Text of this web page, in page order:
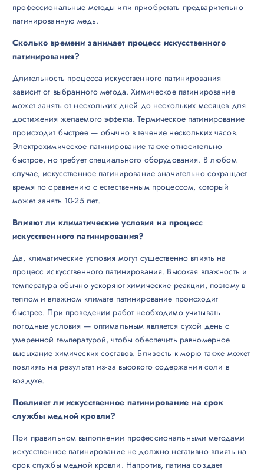
профессиональные методы или приобретать предварительно
патинированную медь.
Сколько времени занимает процесс искусственного
патинирования?
Длительность процесса искусственного патинирования
зависит от выбранного метода. Химическое патинирование
может занять от нескольких дней до нескольких месяцев для
достижения желаемого эффекта. Термическое патинирование
происходит быстрее — обычно в течение нескольких часов.
Электрохимическое патинирование также относительно
быстрое, но требует специального оборудования. В любом
случае, искусственное патинирование значительно сокращает
время по сравнению с естественным процессом, который
может занять 10-25 лет.
Влияют ли климатические условия на процесс
искусственного патинирования?
Да, климатические условия могут существенно влиять на
процесс искусственного патинирования. Высокая влажность и
температура обычно ускоряют химические реакции, поэтому в
теплом и влажном климате патинирование происходит
быстрее. При проведении работ необходимо учитывать
погодные условия — оптимальным является сухой день с
умеренной температурой, чтобы обеспечить равномерное
высыхание химических составов. Близость к морю также может
повлиять на результат из-за высокого содержания соли в
воздухе.
Повлияет ли искусственное патинирование на срок
службы медной кровли?
При правильном выполнении профессиональными методами
искусственное патинирование не должно негативно влиять на
срок службы медной кровли. Напротив, патина создает